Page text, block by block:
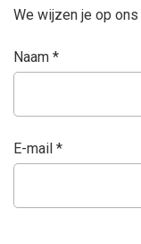
We wijzen je op ons
Naam *
E-mail *